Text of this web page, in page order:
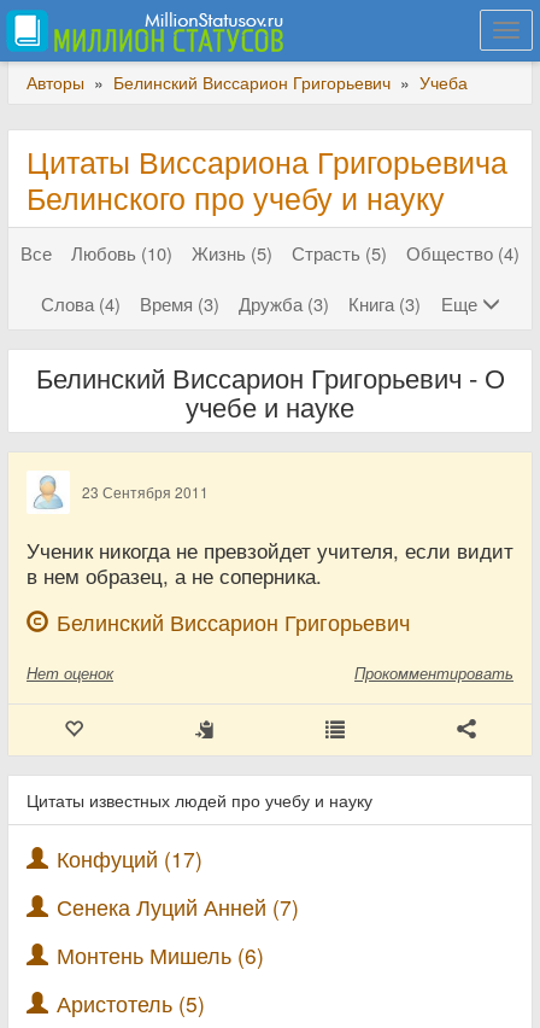
Авторы » Белинский Виссарион Григорьевич » Учеба
Цитаты Виссариона Григорьевича
Белинского про учебу и науку
Все Любовь (10) Жизнь (5) Страсть (5)
Общество (4)
Слова (4)
Время (3) Дружба (3) Книга (3) Еще
Белинский Виссарион Григорьевич - О
учебе и науке
23 Сентября 2011
Ученик никогда не превзойдет учителя, если видит
в нем образец, а не соперника.
Белинский Виссарион Григорьевич
Нет оценок Прокомментировать
Цитаты известных людей про учебу и науку
Конфуций (17)
Сенека Луций Анней (7)
Монтень Мишель (6)
Аристотель (5)